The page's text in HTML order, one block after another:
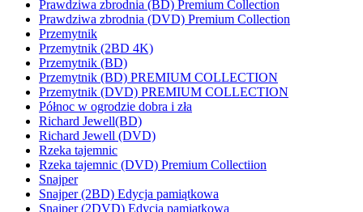
Prawdziwa zbrodnia (BD) Premium Collection
Prawdziwa zbrodnia (DVD) Premium Collection
Przemytnik
Przemytnik (2BD 4K)
Przemytnik (BD)
Przemytnik (BD) PREMIUM COLLECTION
Przemytnik (DVD) PREMIUM COLLECTION
Północ w ogrodzie dobra i zła
Richard Jewell(BD)
Richard Jewell (DVD)
Rzeka tajemnic
Rzeka tajemnic (DVD) Premium Collectiion
Snajper
Snajper (2BD) Edycja pamiątkowa
Snajper (2DVD) Edycja pamiątkowa